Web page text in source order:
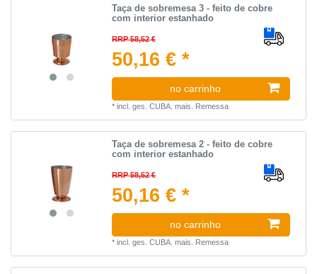
Taça de sobremesa 3 - feito de cobre
com interior estanhado
RRP 58,52 €
50,16 € *
no carrinho
*incl. ges. CUBA. mais. Remessa
Taça de sobremesa 2 - feito de cobre
com interior estanhado
RRP 58,52 €
50,16 € *
no carrinho
*incl. ges. CUBA. mais. Remessa